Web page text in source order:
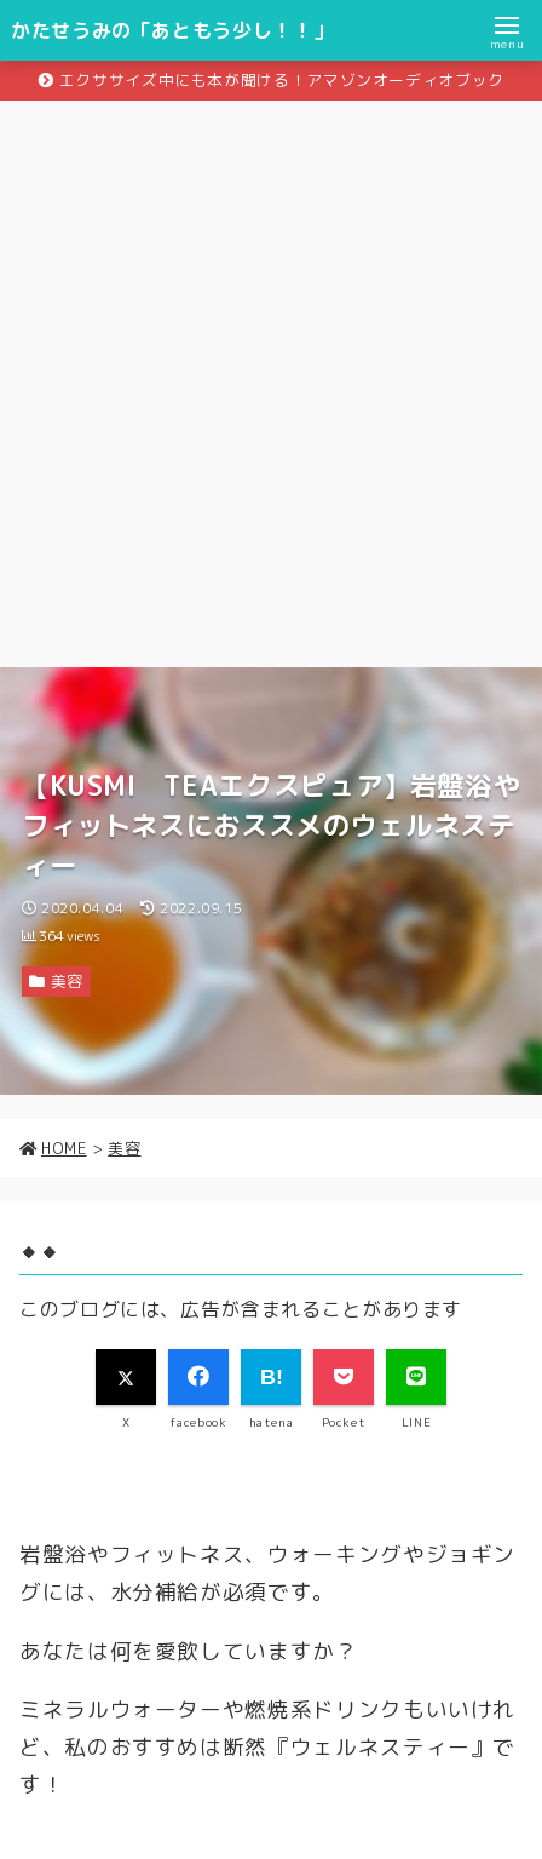
かたせうみの「あともう少し！！」
menu
エクササイズ中にも本が聞ける！アマゾンオーディオブック
【KUSMI TEAエクスピュア】岩盤浴や
フィットネスにおススメのウェルネステ
ィー
2020.04.04
2022.09.15
364views
美容
HOME > 美容
🔸🔸
このブログには、広告が含まれることがあります
X facebook hatena Pocket LINE
岩盤浴やフィットネス、ウォーキングやジョギン
グには、水分補給が必須です。
あなたは何を愛飲していますか？
ミネラルウォーターや燃焼系ドリンクもいいけれ
ど、私のおすすめは断然『ウェルネスティー』で
す！